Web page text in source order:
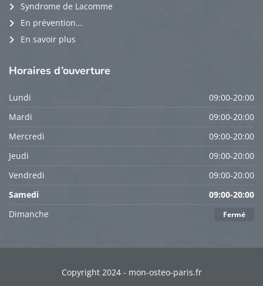
Syndrome de Lacomme
En prévention…
En savoir plus
Horaires d’ouverture
Lundi
09:00-20:00
Mardi
09:00-20:00
Mercredi
09:00-20:00
Jeudi
09:00-20:00
Vendredi
09:00-20:00
Samedi
09:00-20:00
Dimanche
Fermé
Copyright 2024 - mon-osteo-paris.fr